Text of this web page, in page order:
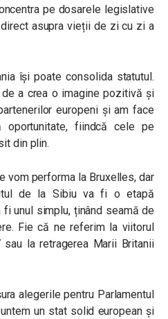
pe dosarele legislative
asupra vieții de zi cu zi a
își poate consolida statutul.
a crea o imagine pozitivă și
europeni și am face
fiindcă cele pe
din plin.
vom performa la Bruxelles, dar
de la Sibiu va fi o etapă
fi unul simplu, ținând seamă de
Fie că ne referim la viitorul
la retragerea Marii Britanii
alegerile pentru Parlamentul
un stat solid european și